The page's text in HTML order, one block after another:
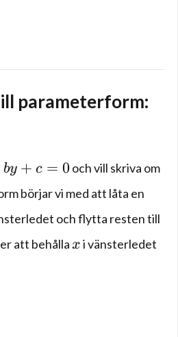
parameterform:
by + c = 0och vill skriva om
börjar vi med att låta en
och flytta resten till
att behålla x
xi vänsterledet